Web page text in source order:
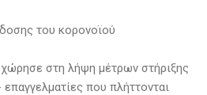
του κορονοϊού
στη λήψη μέτρων στήριξης
επαγγελματίες που πλήττονται